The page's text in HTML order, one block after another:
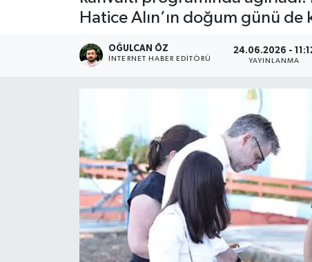
Hatice Alın’ın doğum günü de
OĞULCAN ÖZ
İNTERNET HABER EDITÖRÜ
24.06.2026 -
YAYINLANMA
BİLİM VE TEKNOLOJİ